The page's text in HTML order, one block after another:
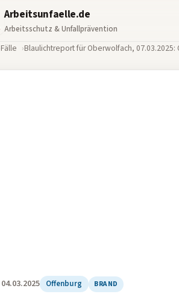
Arbeitsunfaelle.de
Arbeitsschutz & Unfallprävention
Fälle Blaulichtreport für Oberwolfach,
04.03.2025 Offenburg BRAND